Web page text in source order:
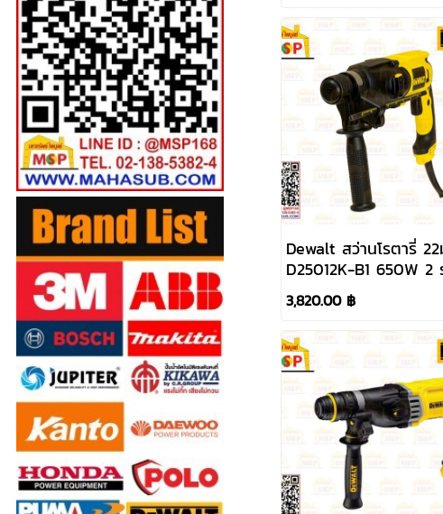
Dewalt สว่านโรตารี่
D25012K-B1 650W 2
3,820.00 ฿